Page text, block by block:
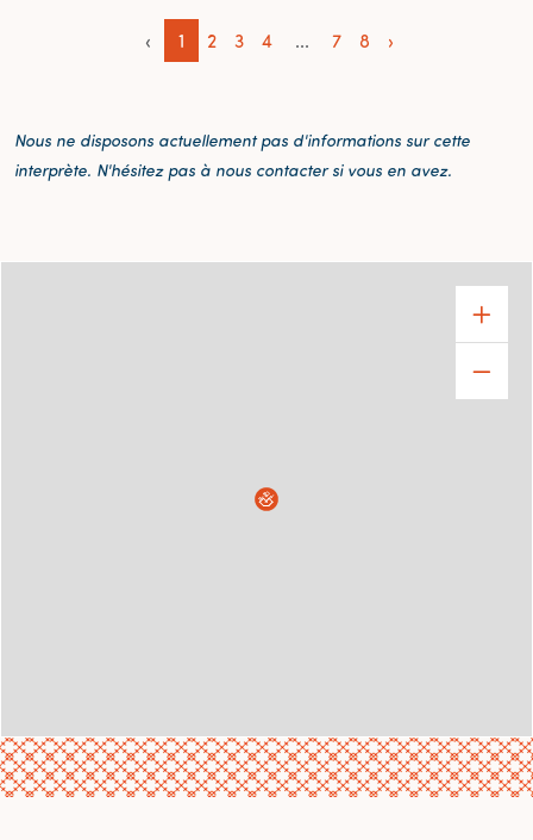
‹ 1 2 3 4 ... 7 8 ›
Nous ne disposons actuellement pas d'informations sur cette
interprète. N'hésitez pas à nous contacter si vous en avez.